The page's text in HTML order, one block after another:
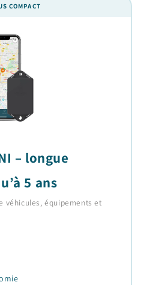
COMPACT
– longue
5 ans
véhicules, équipements et